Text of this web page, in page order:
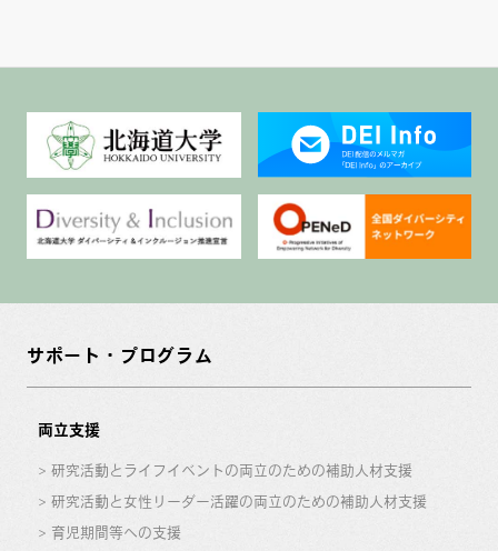
サポート・プログラム
両立支援
研究活動とライフイベントの両立のための補助人材支援
研究活動と女性リーダー活躍の両立のための補助人材支援
育児期間等への支援